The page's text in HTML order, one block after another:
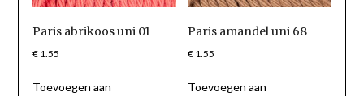
Paris abrikoos uni 01
€1.55
Toevoegen aan
Paris amandel uni 68
€ 1.55
Toevoegen aan